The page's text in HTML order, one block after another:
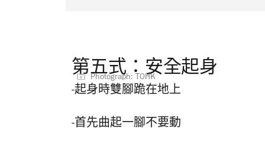
第五式：安全起身
Photograph: TOHK
-起身時雙腳跪在地上
-首先曲起一腳不要動